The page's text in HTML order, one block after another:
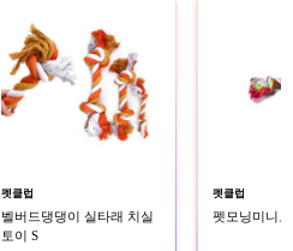
펫클럽
벨버드댕댕이 실타래 치실
토이 S
펫클럽
펫모닝미니